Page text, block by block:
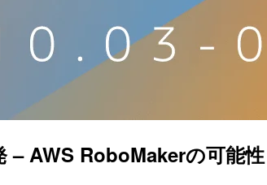
AWS RoboMakerの可能性